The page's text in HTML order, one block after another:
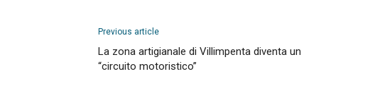
Previous article
La zona artigianale di Villimpenta diventa un
“circuito motoristico”